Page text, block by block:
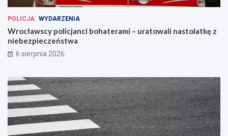
POLICJA WYDARZENIA
Wrocławscy policjanci bohaterami – uratowali nastolatkę z
niebezpieczeństwa
6 sierpnia 2026